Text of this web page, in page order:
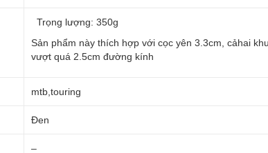
Trọng lượng: 350g
Sản phẩm này thích hợp với cọc yên 3.3cm, cảhai
vượt quá 2.5cm đường kính
mtb,touring
Đen
–